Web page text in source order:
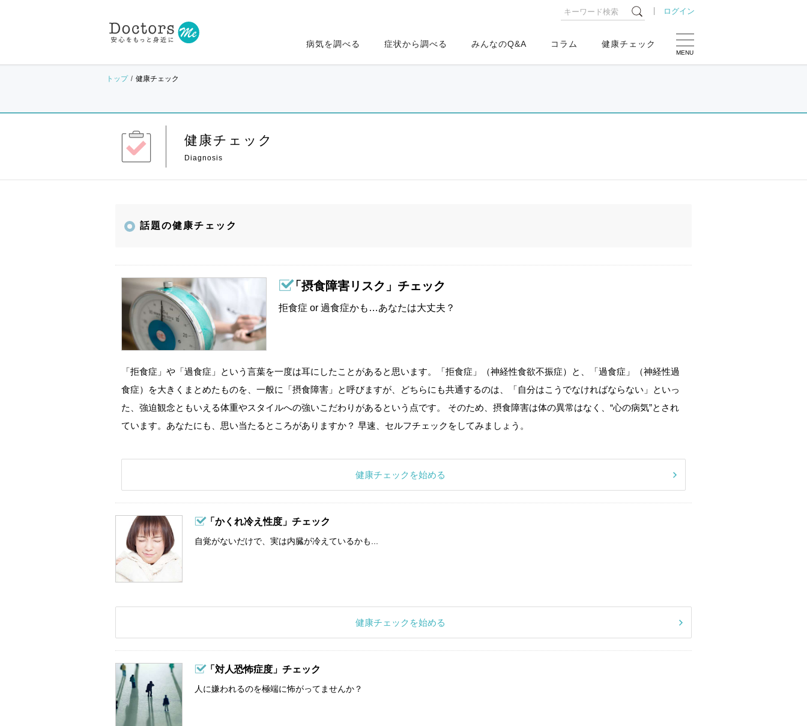
ログイン
MENU
病気を調べる 症状から調べる みんなのQ&A コラム 健康チェック
トップ 健康チェック
健康チェック
話題の健康チェック
「摂食障害リスク」チェック
拒食症 or 過食症かも…あなたは大丈夫？
「拒食症」や「過食症」という言葉を一度は耳にしたことがあると思います。「拒食症」（神経性食欲不振症）と、「過食症」（神経性過
食症）を大きくまとめたものを、一般に「摂食障害」と呼びますが、どちらにも共通するのは、「自分はこうでなければならない」といっ
た、強迫観念ともいえる体重やスタイルへの強いこだわりがあるという点です。 そのため、摂食障害は体の異常はなく、“心の病気”とされ
ています。あなたにも、思い当たるところがありますか？ 早速、セルフチェックをしてみましょう。
健康チェックを始める
「かくれ冷え性度」チェック
自覚がないだけで、実は内臓が冷えているかも...
健康チェックを始める
「対人恐怖症度」チェック
人に嫌われるのを極端に怖がってませんか？